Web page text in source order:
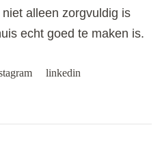
alleen zorgvuldig is
echt goed te maken is.
linkedin